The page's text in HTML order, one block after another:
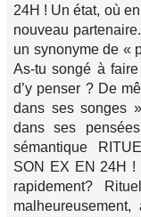
24H ! Un état, où
nouveau
un synonyme de «
As-tu songé à
d’y penser ? De
dans ses songes
dans ses
sémantique
SON EX EN 24H !
rapidement?